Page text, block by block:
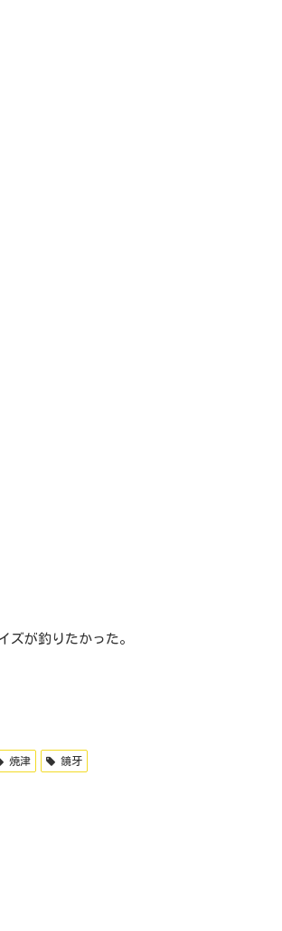
ズが釣りたかった。
焼津 鏡牙